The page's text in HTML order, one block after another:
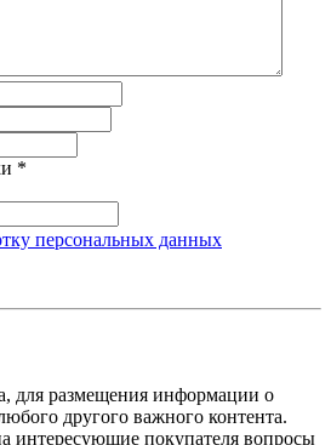
*
персональных данных
для размещения информации о
другого важного контента.
интересующие покупателя вопросы